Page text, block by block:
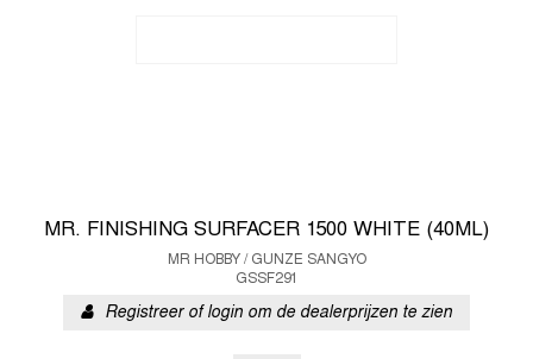
MR. FINISHING SURFACER 1500 WHITE (40ML)
MR HOBBY / GUNZE SANGYO
GSSF291
Registreer of login om de dealerprijzen te zien